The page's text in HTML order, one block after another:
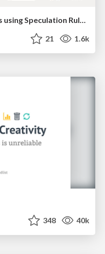
21 1.6k
348 40k